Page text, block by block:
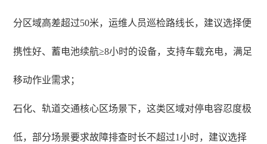
分区域高差超过50米，运维人员巡检路线长，建议选择便
携性好、蓄电池续航≥8小时的设备，支持车载充电，满足
移动作业需求；
石化、轨道交通核心区场景下，这类区域对停电容忍度极
低，部分场景要求故障排查时长不超过1小时，建议选择